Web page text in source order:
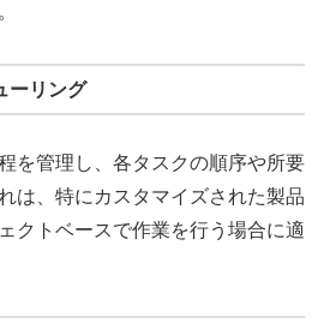
ーリング
を管理し、各タスクの順序や所要
は、特にカスタマイズされた製品
クトベースで作業を行う場合に適